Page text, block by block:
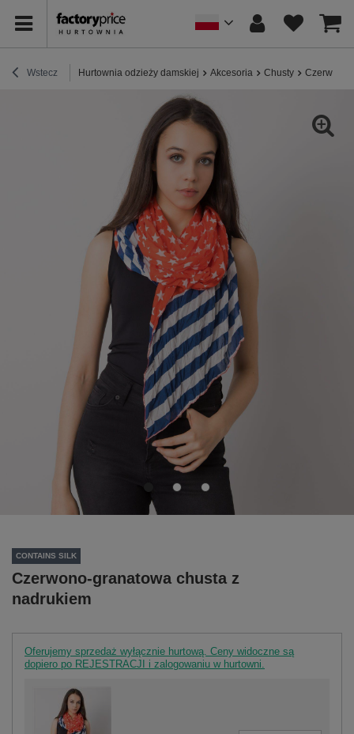
Wstecz Hurtownia odzieży damskiej Akcesoria Chusty
CONTAINS SILK
Czerwono-granatowa chusta z
nadrukiem
Oferujemy sprzedaż wyłącznie hurtową. Ceny widoczne są
dopiero po REJESTRACJI i zalogowaniu w hurtowni.